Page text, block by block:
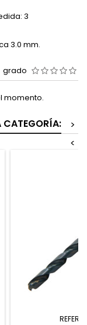
3
3.0 mm.
grado
momento.
CATEGORÍA:
>
<